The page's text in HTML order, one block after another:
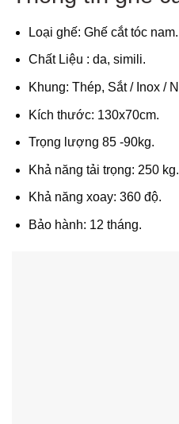
Loại ghế: Ghế cắt tóc nam.
Chất Liệu : da, simili.
Khung: Thép, Sắt / Inox /
Kích thước: 130x70cm.
Trọng lượng 85 -90kg.
Khả năng tải trọng: 250 kg.
Khả năng xoay: 360 độ.
Bảo hành: 12 tháng.